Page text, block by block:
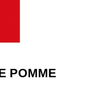
POMME